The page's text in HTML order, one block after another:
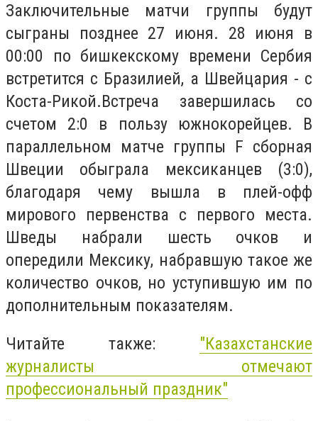
Заключительные матчи группы будут
сыграны позднее 27 июня. 28 июня в
00:00 по бишкекскому времени Сербия
встретится с Бразилией, а Швейцария - с
Коста-Рикой.Встреча завершилась со
счетом 2:0 в пользу южнокорейцев. В
параллельном матче группы F сборная
Швеции обыграла мексиканцев (3:0),
благодаря чему вышла в плей-офф
мирового первенства с первого места.
Шведы набрали шесть очков и
опередили Мексику, набравшую такое же
количество очков, но уступившую им по
дополнительным показателям.
Читайте также: "Казахстанские
журналисты отмечают
профессиональный праздник"